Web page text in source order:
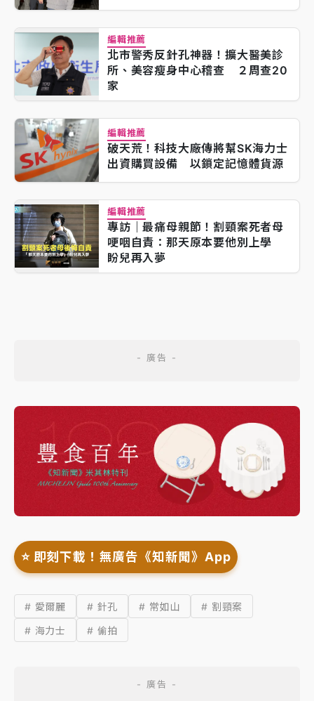
編輯推薦
北市警秀反針孔神器！擴大醫美診
所、美容瘦身中心稽查 ２周查20
家
編輯推薦
破天荒！科技大廠傳將幫SK海力士
出資購買設備 以鎖定記憶體貨源
編輯推薦
專訪｜最痛母親節！割頸案死者母
哽咽自責：那天原本要他別上學
盼兒再入夢
⭐️ 即刻下載！無廣告《知新聞》App
# 愛爾麗 # 針孔 # 常如山
# 割頸案
# 海力士
# 偷拍